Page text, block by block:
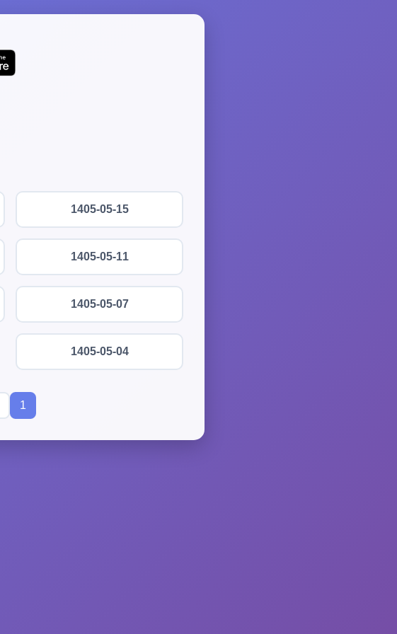
1405-05-15
1405-05-11
1405-05-07
1405-05-04
1